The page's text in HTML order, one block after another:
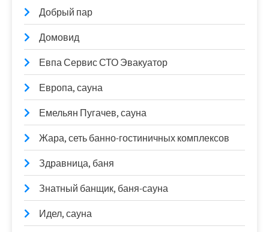
Добрый пар
Домовид
Евпа Сервис СТО Эвакуатор
Европа, сауна
Емельян Пугачев, сауна
Жара, сеть банно-гостиничных комплексов
Здравница, баня
Знатный банщик, баня-сауна
Идел, сауна